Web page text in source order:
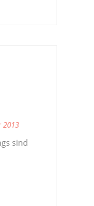
2013
sind